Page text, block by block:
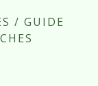
/ GUIDE